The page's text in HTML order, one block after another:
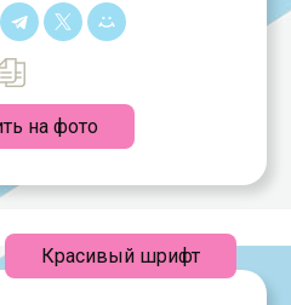
на фото
Красивый шрифт